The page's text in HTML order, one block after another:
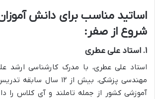
اساتید مناسب برای دانش
شروع از صفر:
۱. استاد علی عطری
استاد علی عطری، با مدرک کارشناسی ارشد
مهندسی پزشکی، بیش از ۱۲
آموزشی کشور از جمله تاملند و آی کلاس را